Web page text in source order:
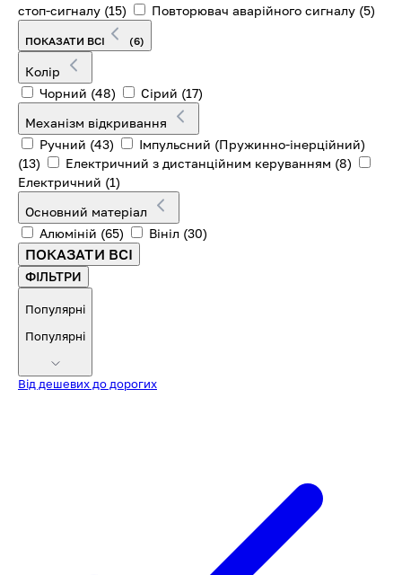
стоп-сигналу (15) Повторювач аварійного сигналу (5)
ПОКАЗАТИ ВСІ (6)
Колір
Чорний (48) Сірий (17)
Механізм відкривання
Ручний (43)
Імпульсний (Пружинно-інерційний)
(13)
Електричний з дистанційним керуванням (8)
Електричний (1)
Основний матеріал
Алюміній (65) Вініл (30)
ПОКАЗАТИ ВСІ
ФІЛЬТРИ
Популярні
Популярні
Від дешевих до дорогих